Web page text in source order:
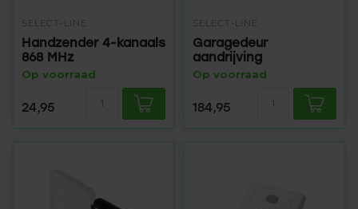
SELECT-LINE
Handzender 4-kanaals
868 MHz
Op voorraad
24,95
SELECT-LINE
Garagedeur
aandrijving
Op voorraad
184,95